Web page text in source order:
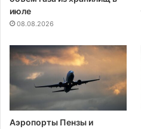
июле
08.08.2026
Аэропорты Пензы и